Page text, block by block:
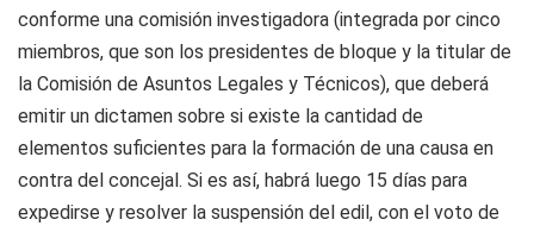
conforme una comisión investigadora (integrada por cinco
miembros, que son los presidentes de bloque y la titular de
la Comisión de Asuntos Legales y Técnicos), que deberá
emitir un dictamen sobre si existe la cantidad de
elementos suficientes para la formación de una causa en
contra del concejal. Si es así, habrá luego 15 días para
expedirse y resolver la suspensión del edil, con el voto de